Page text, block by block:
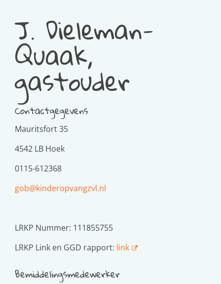
J. Dieleman-
Quaak,
gastouder
Contactgegevens
Mauritsfort 35
4542 LB Hoek
0115-612368
gob@kinderopvangzvl.nl
LRKP Nummer: 111855755
LRKP Link en GGD rapport: link
Bemiddelingsmedewerker